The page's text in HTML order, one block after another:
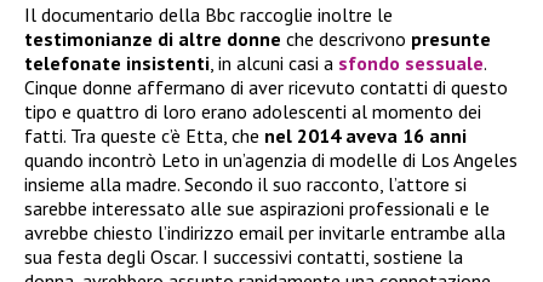
Il documentario della Bbc raccoglie inoltre le
testimonianze di altre donne che descrivono presunte
telefonate insistenti , in alcuni casi a sfondo sessuale.
Cinque donne affermano di aver ricevuto contatti di questo
tipo e quattro di loro erano adolescenti al momento dei
fatti. Tra queste c’è Etta, che nel 2014 aveva 16 anni
quando incontrò Leto in un’agenzia di modelle di Los Angeles
insieme alla madre. Secondo il suo racconto, l’attore si
sarebbe interessato alle sue aspirazioni professionali e le
avrebbe chiesto l’indirizzo email per invitarle entrambe alla
sua festa degli Oscar. I successivi contatti, sostiene la